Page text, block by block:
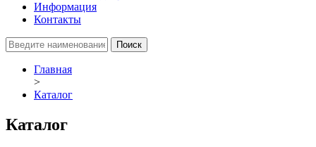
Информация
Контакты
Главная
>
Каталог
Каталог